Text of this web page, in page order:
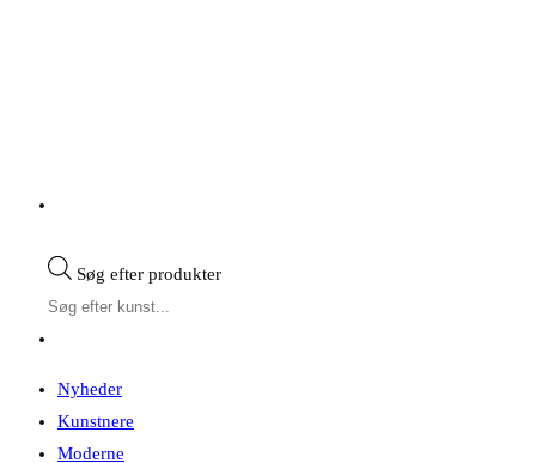
Søg efter produkter
Nyheder
Kunstnere
Moderne